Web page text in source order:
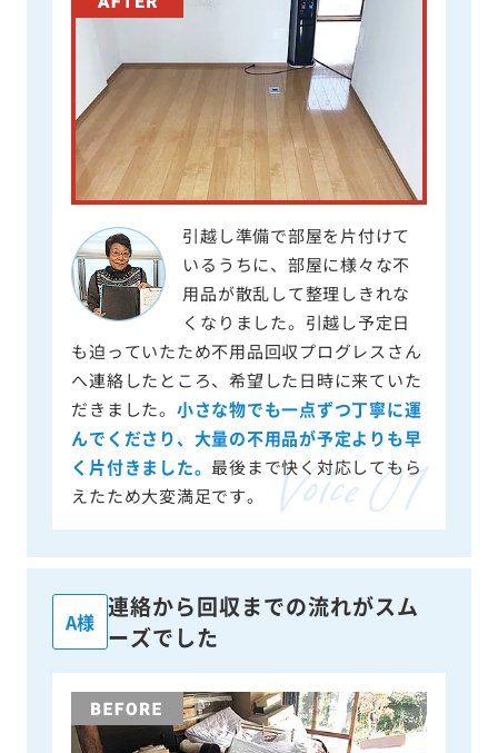
引越し準備で部屋を片付けて
いるうちに、部屋に様々な不
用品が散乱して整理しきれな
くなりました。引越し予定日
も迫っていたため不用品回収プログレスさん
へ連絡したところ、希望した日時に来ていた
だきました。 小さな物でも一点ずつ丁寧に運
んでくださり、大量の不用品が予定よりも早
く片付きました。 最後まで快く対応してもら
えたため大変満足です。
A様
連絡から回収までの流れがスム
ーズでした